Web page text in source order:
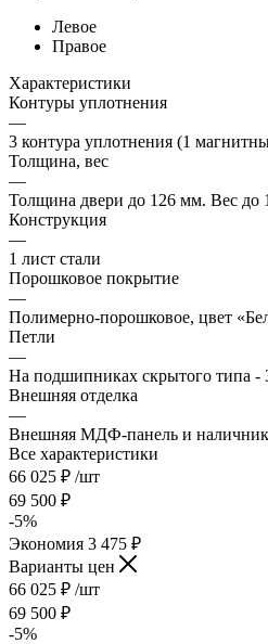
Левое
Правое
Характеристики
Контуры уплотнения
—
3 контура уплотнения (1
Толщина, вес
—
Толщина двери до 126 мм. Вес до
Конструкция
—
1 лист стали
Порошковое покрытие
—
Полимерно-порошковое, цвет
Петли
—
На подшипниках скрытого типа -
Внешняя отделка
—
Внешняя МДФ-панель и
Все характеристики
66 025 ₽ /шт
69 500 ₽
-5%
Экономия 3 475 ₽
Варианты цен
66 025 ₽ /шт
69 500 ₽
-5%